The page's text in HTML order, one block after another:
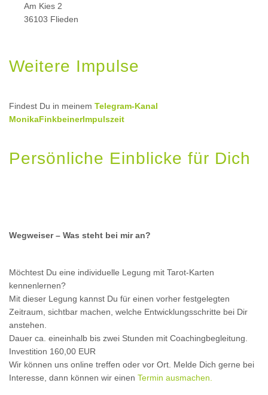
Am Kies 2
36103 Flieden
Weitere Impulse
Findest Du in meinem Telegram-Kanal
MonikaFinkbeinerImpulszeit
Persönliche Einblicke für Dich
Wegweiser – Was steht bei mir an?
Möchtest Du eine individuelle Legung mit Tarot-Karten
kennenlernen?
Mit dieser Legung kannst Du für einen vorher festgelegten
Zeitraum, sichtbar machen, welche Entwicklungsschritte bei Dir
anstehen.
Dauer ca. eineinhalb bis zwei Stunden mit Coachingbegleitung.
Investition 160,00 EUR
Wir können uns online treffen oder vor Ort. Melde Dich gerne bei
Interesse, dann können wir einen Termin ausmachen.